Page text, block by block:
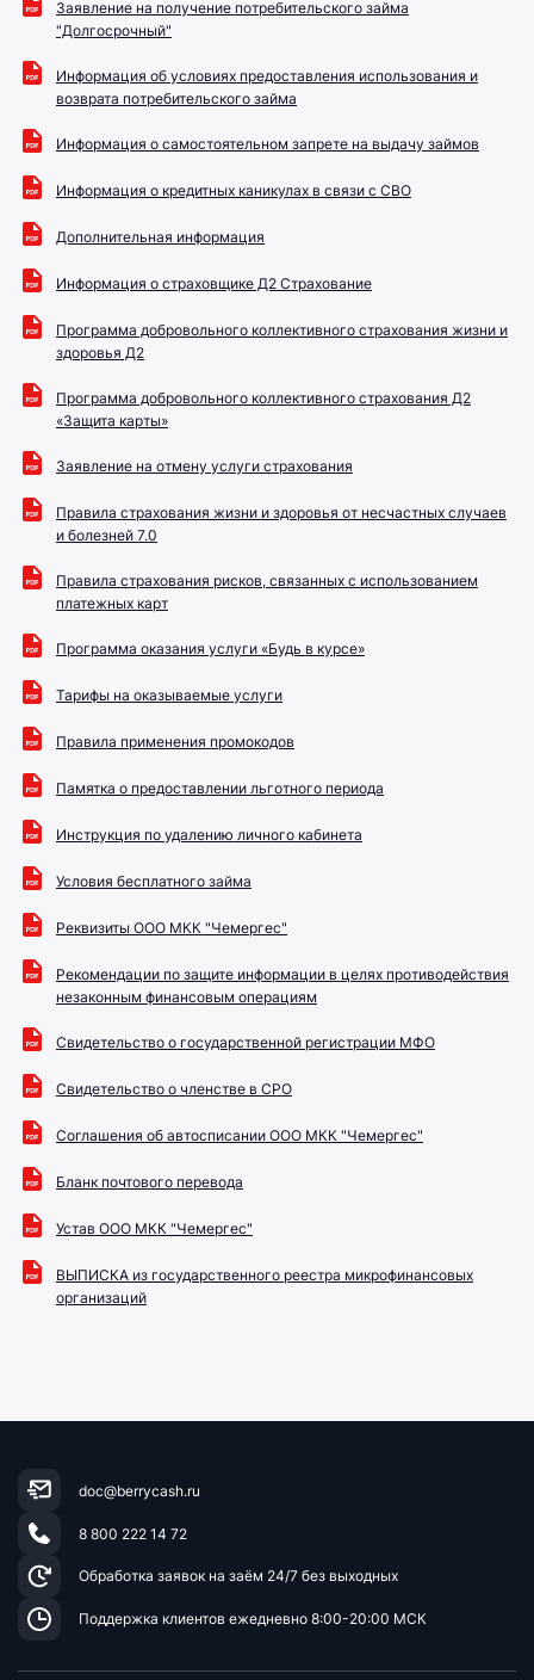
Заявление на получение потребительского займа
"Долгосрочный"
Информация об условиях предоставления использования и
возврата потребительского займа
Информация о самостоятельном запрете на выдачу займов
Информация о кредитных каникулах в связи с СВО
Дополнительная информация
Информация о страховщике Д2 Страхование
Программа добровольного коллективного страхования жизни и
здоровья Д2
Программа добровольного коллективного страхования Д2
«Защита карты»
Заявление на отмену услуги страхования
Правила страхования жизни и здоровья от несчастных случаев
и болезней 7.0
Правила страхования рисков, связанных с использованием
платежных карт
Программа оказания услуги «Будь в курсе»
Тарифы на оказываемые услуги
Правила применения промокодов
Памятка о предоставлении льготного периода
Инструкция по удалению личного кабинета
Условия бесплатного займа
Реквизиты ООО МКК "Чемергес"
Рекомендации по защите информации в целях противодействия
незаконным финансовым операциям
Свидетельство о государственной регистрации МФО
Свидетельство о членстве в СРО
Соглашения об автосписании ООО МКК "Чемергес"
Бланк почтового перевода
Устав ООО МКК "Чемергес"
ВЫПИСКА из государственного реестра микрофинансовых
организаций
8 800 222 14 72
doc@berrycash.ru
Поддержка клиентов ежедневно 8:00-20:00 МСК
Обработка заявок на заём 24/7 без выходных